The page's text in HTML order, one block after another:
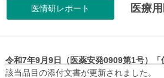
医情研レポート 医療
令和7年9月9日（医薬安発0909第1号）
該当品目の添付文書が更新されました。